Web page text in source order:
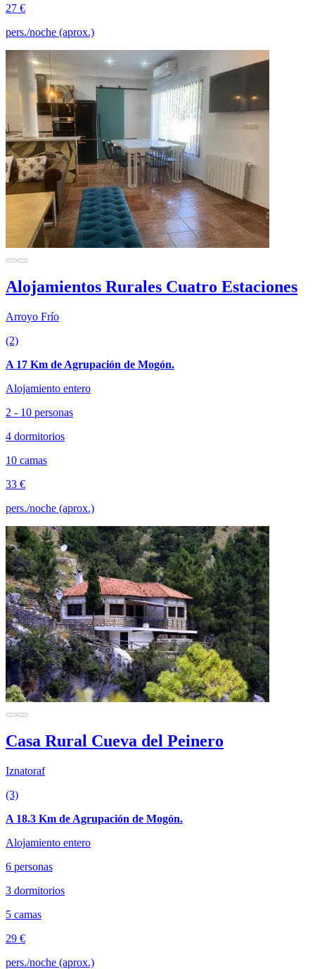
27 €
pers./noche (aprox.)
Alojamientos Rurales Cuatro Estaciones
Arroyo Frío
(2)
A 17 Km de Agrupación de Mogón.
Alojamiento entero
2 - 10 personas
4 dormitorios
10 camas
33 €
pers./noche (aprox.)
Casa Rural Cueva del Peinero
Iznatoraf
(3)
A 18.3 Km de Agrupación de Mogón.
Alojamiento entero
6 personas
3 dormitorios
5 camas
29 €
pers./noche (aprox.)